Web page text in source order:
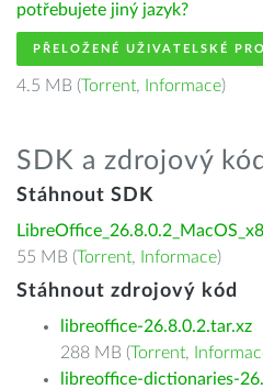
potřebujete jiný jazyk?
PŘELOŽENÉ UŽIVATELSKÉ
4.5 MB (Torrent, Informace)
SDK a zdrojový kód
Stáhnout SDK
55 MB (Torrent, Informace)
Stáhnout zdrojový kód
libreoffice-26.8.0.2.tar.xz
288 MB (Torrent,
libreoffice-dictionaries-